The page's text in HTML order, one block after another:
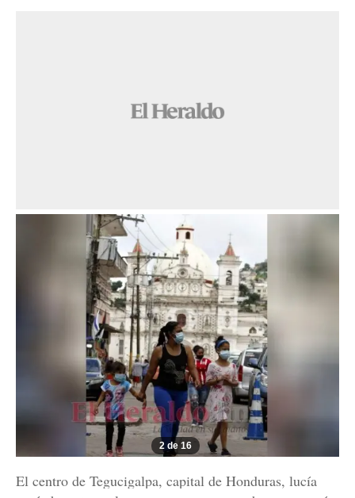
2 de 16
El centro de Tegucigalpa, capital de Honduras, lucía